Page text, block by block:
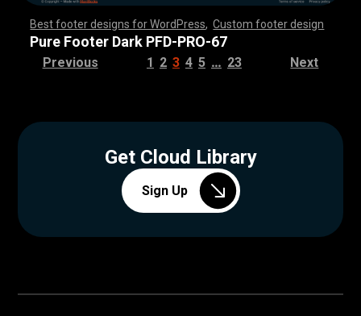
Best footer designs for WordPress ,Custom footer design
,,,,,,,,,,,,,,,,,,,,,,,,,,,,,,,,,,,,, ,,,,,,,,,,,,,,,,,,,,,,,,
,,,,,,,,,,,,,,,,,,,,,,,,,,,,,,,,,,,,, ,,,,,,,,,,,,,,,,,,,,,,,,
,,,,,,,,
Pure Footer Dark PFD-PRO-67
Previous 1 2 3 4 5 … 23 Next
Get Cloud Library
Sign Up